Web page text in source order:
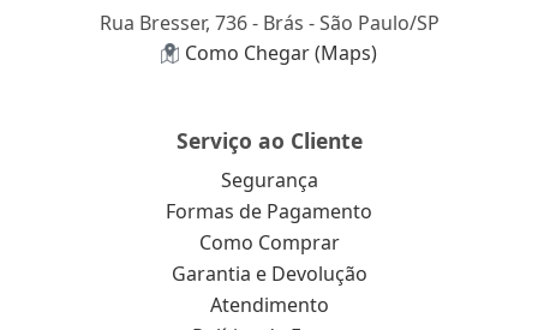
Rua Bresser, 736 - Brás - São Paulo/SP
Como Chegar (Maps)
Serviço ao Cliente
Segurança
Formas de Pagamento
Como Comprar
Garantia e Devolução
Atendimento